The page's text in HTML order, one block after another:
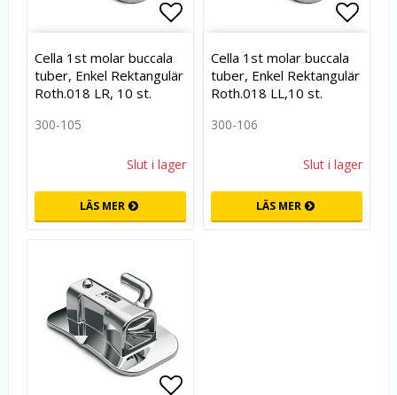
Lägg till i favoritlistan
Cella 1st molar buccala
tuber, Enkel Rektangulär
Roth.018 LR, 10 st.
300-105
Slut i lager
LÄS MER
Cella 1st molar buccala
tuber, Enkel Rektangulär
Roth.018 LL,10 st.
300-106
Slut i lager
LÄS MER